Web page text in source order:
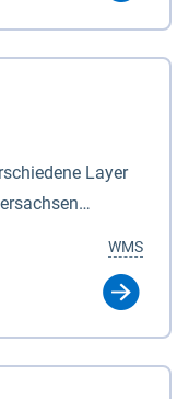
die dem
Tiden, vor allem
sind (§2 Abs.3
Widmung, die
ausspricht.
Layer
im
WMS